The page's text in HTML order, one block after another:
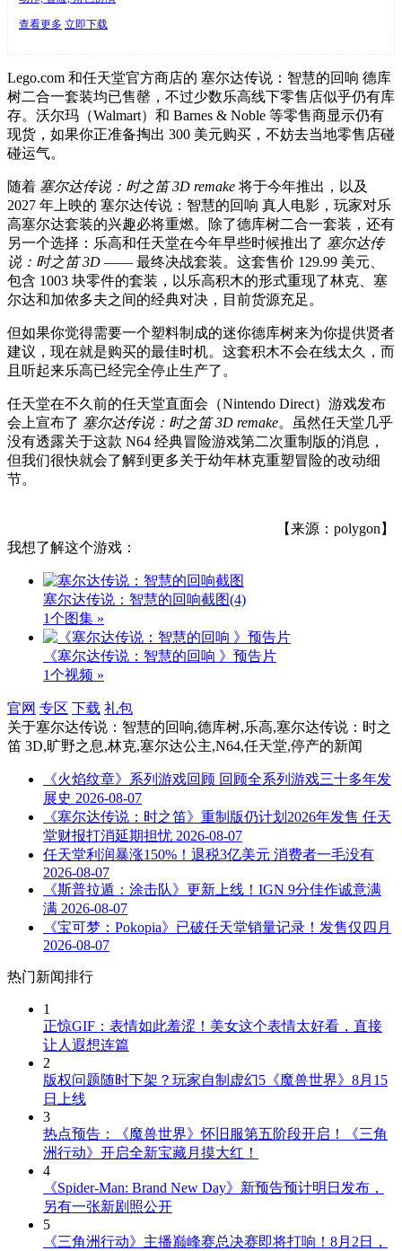
查看更多 立即下载
Lego.com 和任天堂官方商店的 塞尔达传说：智慧的回响 德库
树二合一套装均已售罄，不过少数乐高线下零售店似乎仍有库
存。沃尔玛（Walmart）和 Barnes & Noble 等零售商显示仍有
现货，如果你正准备掏出 300 美元购买，不妨去当地零售店碰
碰运气。
随着 塞尔达传说：时之笛 3D remake 将于今年推出，以及
2027 年上映的 塞尔达传说：智慧的回响 真人电影，玩家对乐
高塞尔达套装的兴趣必将重燃。除了德库树二合一套装，还有
另一个选择：乐高和任天堂在今年早些时候推出了 塞尔达传
说：时之笛 3D —— 最终决战套装。这套售价 129.99 美元、
包含 1003 块零件的套装，以乐高积木的形式重现了林克、塞
尔达和加侬多夫之间的经典对决，目前货源充足。
但如果你觉得需要一个塑料制成的迷你德库树来为你提供贤者
建议，现在就是购买的最佳时机。这套积木不会在线太久，而
且听起来乐高已经完全停止生产了。
任天堂在不久前的任天堂直面会（Nintendo Direct）游戏发布
会上宣布了 塞尔达传说：时之笛 3D remake。虽然任天堂几乎
没有透露关于这款 N64 经典冒险游戏第二次重制版的消息，
但我们很快就会了解到更多关于幼年林克重塑冒险的改动细
节。
【来源：polygon】
我想了解这个游戏：
塞尔达传说：智慧的回响截图(4)
1个图集 »
《塞尔达传说：智慧的回响 》预告片
1个视频 »
官网 专区 下载 礼包
关于塞尔达传说：智慧的回响,德库树,乐高,塞尔达传说：时之
笛 3D,旷野之息,林克,塞尔达公主,N64,任天堂,停产的新闻
《火焰纹章》系列游戏回顾 回顾全系列游戏三十多年发
展史 2026-08-07
《塞尔达传说：时之笛》重制版仍计划2026年发售 任天
堂财报打消延期担忧 2026-08-07
任天堂利润暴涨150%！退税3亿美元 消费者一毛没有
2026-08-07
《斯普拉遁：涂击队》更新上线！IGN 9分佳作诚意满
满 2026-08-07
《宝可梦：Pokopia》已破任天堂销量记录！发售仅四月
2026-08-07
热门新闻排行
1
正惊GIF：表情如此羞涩！美女这个表情太好看，直接
让人遐想连篇
2
版权问题随时下架？玩家自制虚幻5《魔兽世界》8月15
日上线
3
热点预告：《魔兽世界》怀旧服第五阶段开启！《三角
洲行动》开启全新宝藏月摸大红！
4
《Spider-Man: Brand New Day》新预告预计明日发布，
另有一张新剧照公开
5
《三角洲行动》主播巅峰赛总决赛即将打响！8月2日，